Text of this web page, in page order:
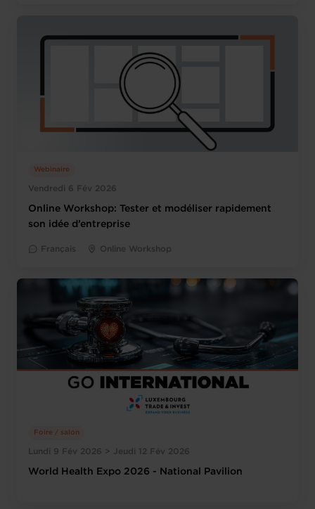
Vendredi 6 Fév 2026
Webinaire
Online Workshop: Tester et modéliser rapidement
son idée d’entreprise
Français Online Workshop
Lundi 9 Fév 2026 > Jeudi 12 Fév 2026
Foire / salon
World Health Expo 2026 - National Pavilion